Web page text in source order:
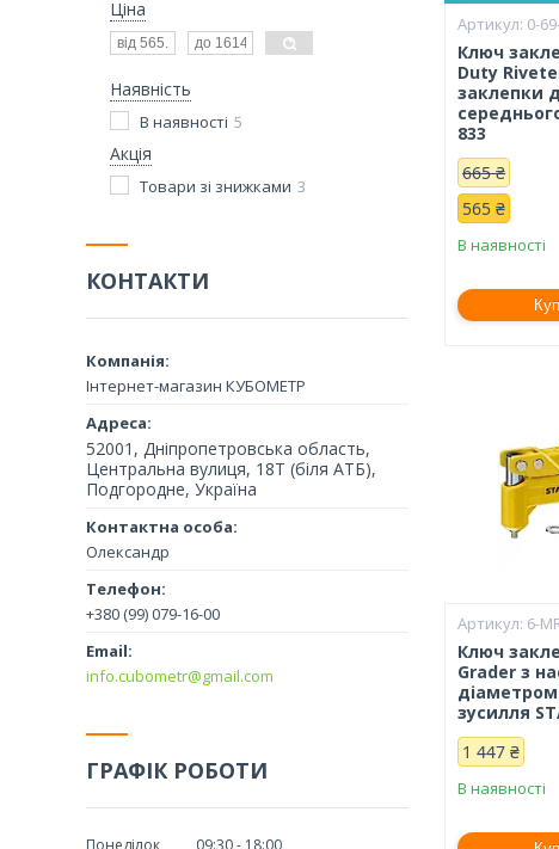
0-
Ключ
Duty
заклепки
833
665 ₴
565 ₴
В наявності
6-
Ключ
Grader з
зусилля
1 447 ₴
В наявності
Ціна
Наявність
В наявності 5
Акція
Товари зі знижками 3
КОНТАКТИ
Інтернет-магазин КУБОМЕТР
52001, Дніпропетровська область,
Центральна вулиця, 18Т (біля АТБ),
Подгородне, Україна
Олександр
+380 (99) 079-16-00
info.cubometr@gmail.com
ГРАФІК РОБОТИ
Понеділок 09:30 18:00